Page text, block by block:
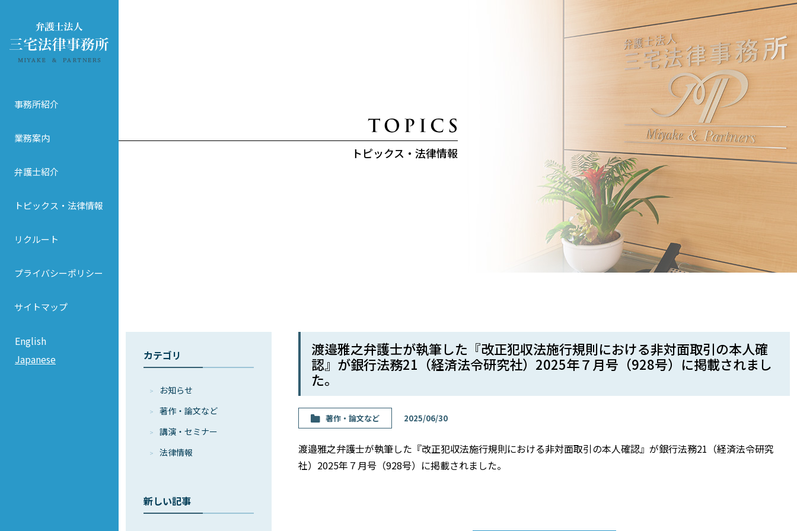
事務所紹介
業務案内
弁護士紹介
トピックス・法律情報
リクルート
プライバシーポリシー
サイトマップ
English
Japanese
トピックス・法律情報
カテゴリ
お知らせ
著作・論⽂など
講演・セミナー
法律情報
新しい記事
渡邉雅之弁護士が執筆した『改正犯収法施行規則における非対面取引の本人確
認』が銀行法務21（経済法令研究社）2025年７月号（928号）に掲載されまし
た。
著作・論⽂など 2025/06/30
渡邉雅之弁護士が執筆した『改正犯収法施行規則における非対面取引の本人確認』が銀行法務21（経済法令研究
社）2025年７月号（928号）に掲載されました。